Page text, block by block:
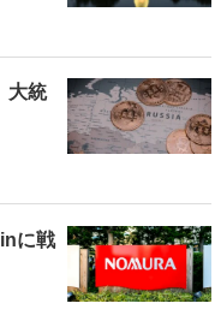
大統
に戦